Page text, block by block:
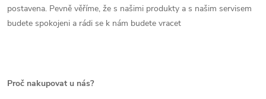
postavena. Pevně věříme, že s našimi produkty a s našim servisem
budete spokojeni a rádi se k nám budete vracet
Proč nakupovat u nás?